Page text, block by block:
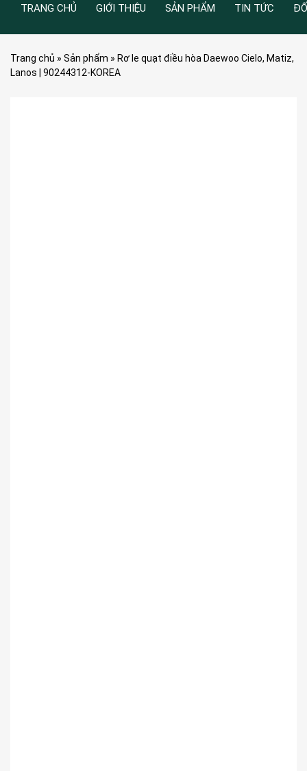
TRANG CHỦ GIỚI THIỆU SẢN PHẨM TIN TỨC
Trang chủ » Sản phẩm » Rơ le quạt điều hòa Daewoo Cielo, Matiz,
Lanos | 90244312-KOREA